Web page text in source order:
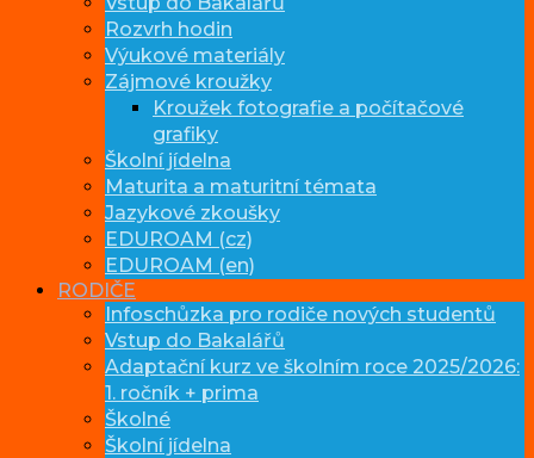
Rozvrh hodin
Výukové materiály
Zájmové kroužky
Kroužek fotografie a počítačové
grafiky
Školní jídelna
Maturita a maturitní témata
Jazykové zkoušky
EDUROAM (cz)
EDUROAM (en)
RODIČE
Infoschůzka pro rodiče nových studentů
Vstup do Bakalářů
Adaptační kurz ve školním roce 2025/2026:
1. ročník + prima
Školné
Školní jídelna